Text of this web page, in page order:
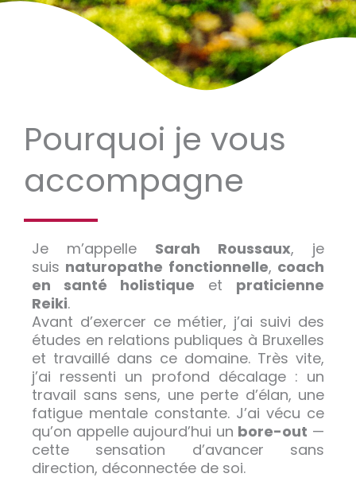
Pourquoi je vous
accompagne
Je m’appelle Sarah Roussaux, je
suis naturopathe fonctionnelle, coach
en santé holistique et praticienne
Reiki.
Avant d’exercer ce métier, j’ai suivi des
études en relations publiques à Bruxelles
et travaillé dans ce domaine. Très vite,
j’ai ressenti un profond décalage : un
travail sans sens, une perte d’élan, une
fatigue mentale constante. J’ai vécu ce
qu’on appelle aujourd’hui un bore-out —
cette sensation d’avancer sans
direction, déconnectée de soi.